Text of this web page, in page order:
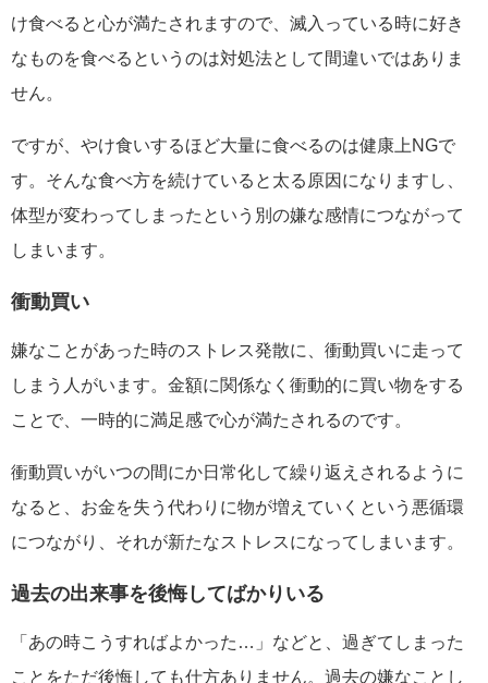
け食べると心が満たされますので、滅入っている時に好き
なものを食べるというのは対処法として間違いではありま
せん。
ですが、やけ食いするほど大量に食べるのは健康上NGで
す。そんな食べ方を続けていると太る原因になりますし、
体型が変わってしまったという別の嫌な感情につながって
しまいます。
衝動買い
嫌なことがあった時のストレス発散に、衝動買いに走って
しまう人がいます。金額に関係なく衝動的に買い物をする
ことで、一時的に満足感で心が満たされるのです。
衝動買いがいつの間にか日常化して繰り返えされるように
なると、お金を失う代わりに物が増えていくという悪循環
につながり、それが新たなストレスになってしまいます。
過去の出来事を後悔してばかりいる
「あの時こうすればよかった…」などと、過ぎてしまった
ことをただ後悔しても仕方ありません。過去の嫌なことし